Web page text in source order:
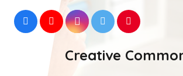
Creative